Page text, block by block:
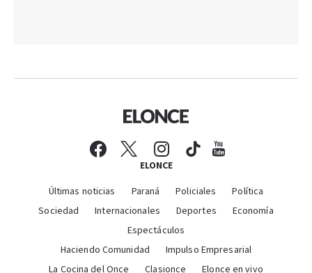
ELONCE
Últimas noticias Paraná Policiales
Política
Sociedad
Internacionales Deportes
Economía
Espectáculos
Haciendo Comunidad
Impulso Empresarial
La Cocina del Once
Clasionce Elonce en vivo